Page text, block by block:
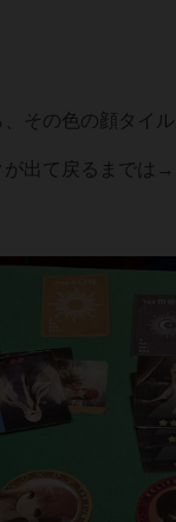
その色の顔タイ
出て戻るまでは→